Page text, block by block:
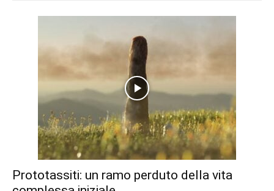
Prototassiti: un ramo perduto della vita